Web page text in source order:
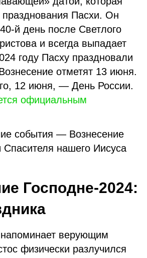
празднования Пасхи. Он
й день после Светлого
и всегда выпадает
году Пасху праздновали
отметят 13 июня.
12 июня, — День России.
официальным
события — Вознесение
Спасителя нашего Иисуса
Господне-2024:
напоминает верующим
физически разлучился